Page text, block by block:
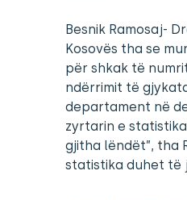
Besnik Ramosaj-
Kosovës tha se
për shkak të
ndërrimit të
departament në
zyrtarin e
gjitha lëndët”, tha
statistika duhet të